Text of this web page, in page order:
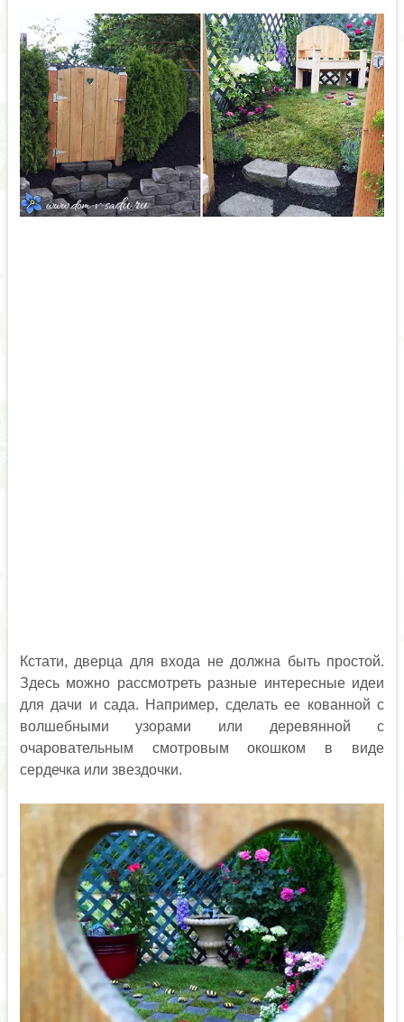
Кстати, дверца для входа не должна быть простой.
Здесь можно рассмотреть разные интересные идеи
для дачи и сада. Например, сделать ее кованной с
волшебными узорами или деревянной с
очаровательным смотровым окошком в виде
сердечка или звездочки.